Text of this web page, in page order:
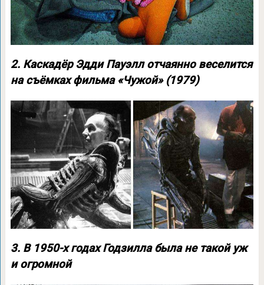
2. Каскадёр Эдди Пауэлл отчаянно веселится
на съёмках фильма «Чужой» (1979)
3. В 1950-х годах Годзилла была не такой уж
и огромной